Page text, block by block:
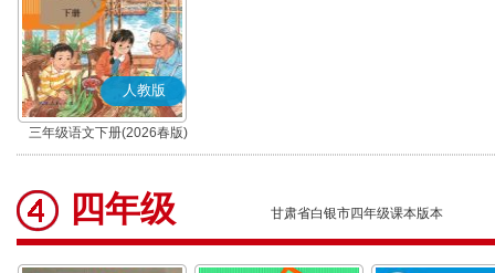
人教版
三年级语文下册(2026春版)
(部编版)
四年级 甘肃省白银市四年级课本版本